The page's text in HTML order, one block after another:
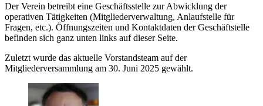
Der Verein betreibt eine Geschäftsstelle zur Abwicklung der
operativen Tätigkeiten (Mitgliederverwaltung, Anlaufstelle für
Fragen, etc.). Öffnungszeiten und Kontaktdaten der Geschäftstelle
befinden sich ganz unten links auf dieser Seite.
Zuletzt wurde das aktuelle Vorstandsteam auf der
Mitgliederversammlung am 30. Juni 2025 gewählt.